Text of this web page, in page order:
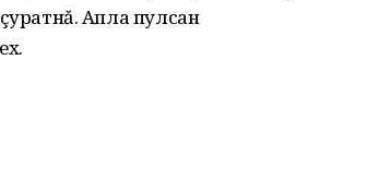
Апла пулсан